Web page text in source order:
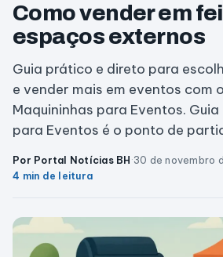
Como vender em
espaços externos
Guia prático e direto para
e vender mais em eventos com
Maquininhas para Eventos.
para Eventos é o ponto de
Por Portal Notícias BH·30 de novembro
4 min de leitura